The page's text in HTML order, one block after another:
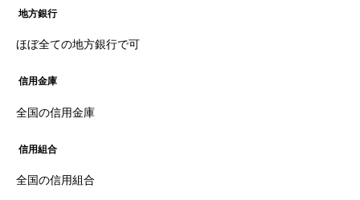
地方銀行
ほぼ全ての地方銀行で可
信用金庫
全国の信用金庫
信用組合
全国の信用組合